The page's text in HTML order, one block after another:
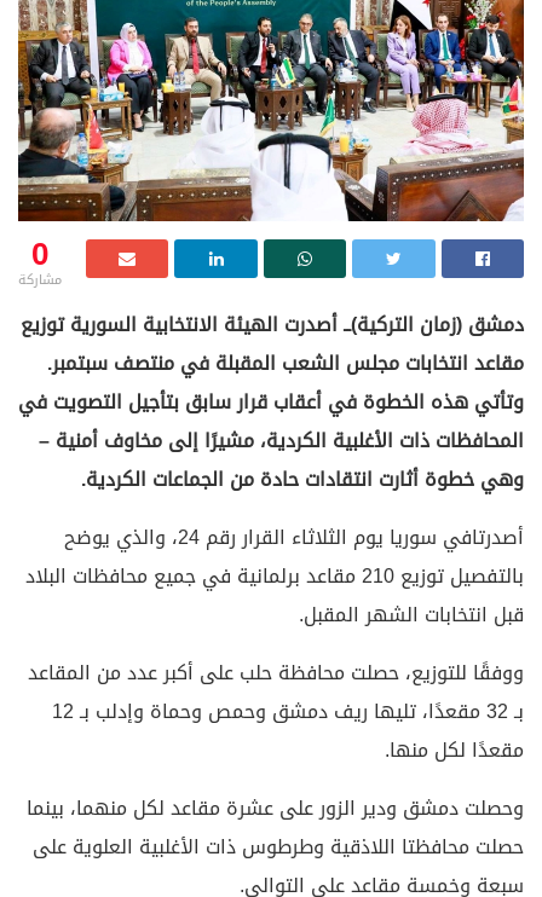
0
مشاركة
دمشق (زمان التركية)ــ أصدرت الهيئة الانتخابية السورية توزيع
مقاعد انتخابات مجلس الشعب المقبلة في منتصف سبتمبر.
وتأتي هذه الخطوة في أعقاب قرار سابق بتأجيل التصويت في
المحافظات ذات الأغلبية الكردية، مشيرًا إلى مخاوف أمنية –
وهي خطوة أثارت انتقادات حادة من الجماعات الكردية.
أصدرتافي سوريا يوم الثلاثاء القرار رقم 24، والذي يوضح
بالتفصيل توزيع 210 مقاعد برلمانية في جميع محافظات البلاد
قبل انتخابات الشهر المقبل.
ووفقًا للتوزيع، حصلت محافظة حلب على أكبر عدد من المقاعد
بـ 32 مقعدًا، تليها ريف دمشق وحمص وحماة وإدلب بـ 12
مقعدًا لكل منها.
وحصلت دمشق ودير الزور على عشرة مقاعد لكل منهما، بينما
حصلت محافظتا اللاذقية وطرطوس ذات الأغلبية العلوية على
سبعة وخمسة مقاعد على التوالي.